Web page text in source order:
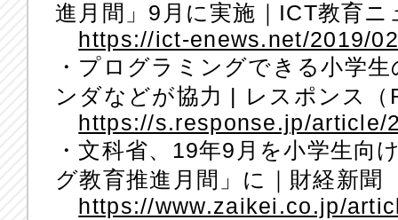
進月間」9月に実施｜ICT教育ニ
https://ict-enews.net/2019/
・プログラミングできる小学
ンダなどが協力 | レスポンス
https://s.response.jp/article/
・文科省、19年9月を小学生向
グ教育推進月間」に｜財経新聞
https://www.zaikei.co.jp/